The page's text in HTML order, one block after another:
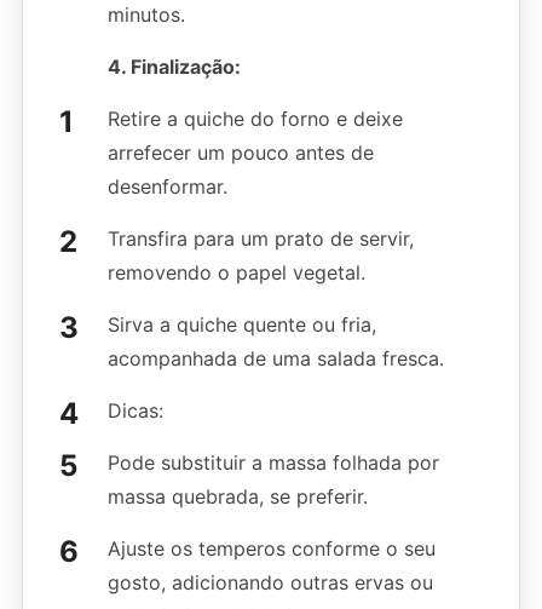
minutos.
4. Finalização:
Retire a quiche do forno e deixe
arrefecer um pouco antes de
desenformar.
Transfira para um prato de servir,
removendo o papel vegetal.
Sirva a quiche quente ou fria,
acompanhada de uma salada fresca.
Dicas:
Pode substituir a massa folhada por
massa quebrada, se preferir.
Ajuste os temperos conforme o seu
gosto, adicionando outras ervas ou